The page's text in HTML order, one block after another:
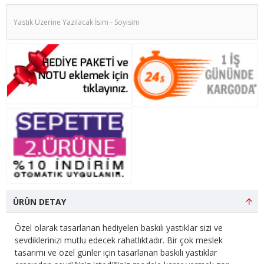
ÜRÜN DETAY
Özel olarak tasarlanan hediyelen baskılı yastıklar sizi ve
sevdiklerinizi mutlu edecek rahatlıktadır. Bir çok meslek
tasarımı ve özel günler için tasarlanan baskılı yastıklar